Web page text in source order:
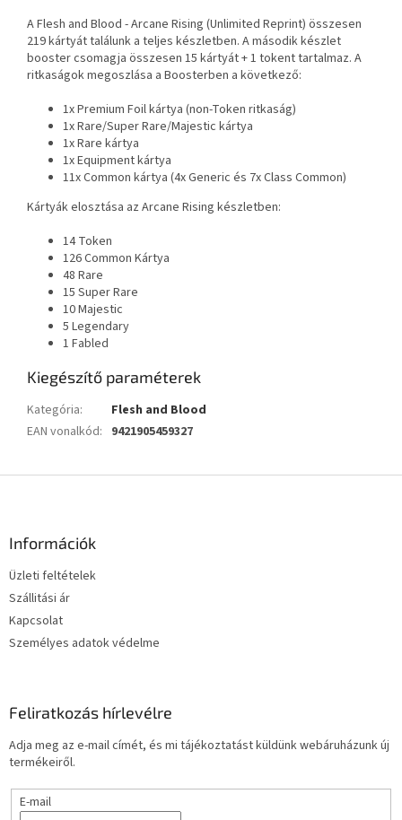
A Flesh and Blood - Arcane Rising (Unlimited Reprint) összesen
219 kártyát találunk a teljes készletben. A második készlet
booster csomagja összesen 15 kártyát + 1 tokent tartalmaz. A
ritkaságok megoszlása ​​a Boosterben a következő:
1x Premium Foil kártya (non-Token ritkaság)
1x Rare/Super Rare/Majestic kártya
1x Rare kártya
1x Equipment kártya
11x Common kártya (4x Generic és 7x Class Common)
Kártyák elosztása az Arcane Rising készletben:
14 Token
126 Common Kártya
48 Rare
15 Super Rare
10 Majestic
5 Legendary
1 Fabled
Kiegészítő paraméterek
Kategória:
Flesh and Blood
EAN vonalkód: 9421905459327
Információk
Üzleti feltételek
Szállitási ár
Kapcsolat
Személyes adatok védelme
Feliratkozás hírlevélre
Adja meg az e-mail címét, és mi tájékoztatást küldünk webáruházunk új
termékeiről.
E-mail